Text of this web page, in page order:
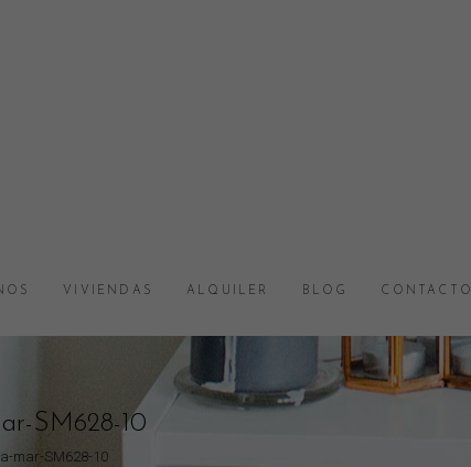
VIVIENDAS ALQUILER BLOG CONTACTO
SM628-10
mar-SM628-10